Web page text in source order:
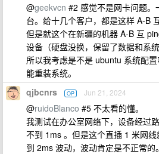
@geekvcn #2 感觉不是网卡问题
台。给十几个客户，都是这样 A-B 互
但是就这个在新疆的机器 A-B 互
设备（硬盘没换，保留了数据和系
所以我考虑是不是 ubuntu 系统配
能重装系统。
qjbcnrs OP Jun 21, 2024
@ruidoBlanco #5 不太看的懂。
我测试在办公室网络下，设备经过
不到 1ms 。但是这个直插 1 米网
到 2ms 波动，波动肯定是不正常的。